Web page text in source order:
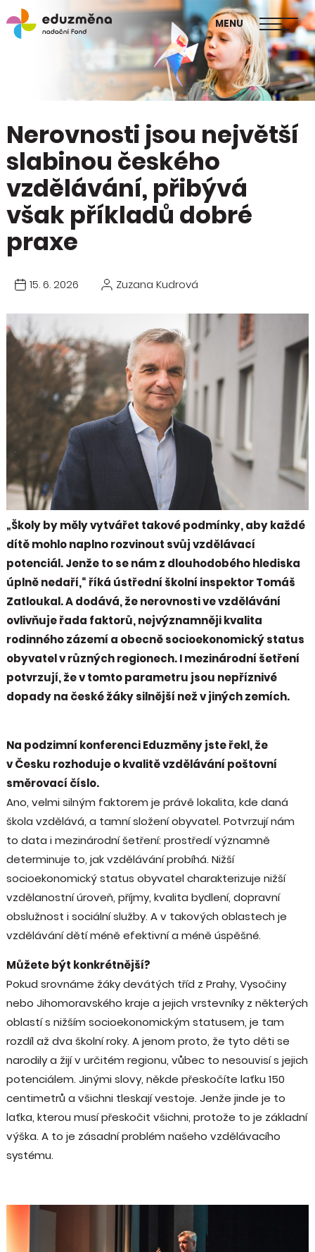
MENU
škol
Publikace Mapa změny
Nerovnosti jsou největší
slabinou českého
vzdělávání, přibývá
však příkladů dobré
praxe
15. 6. 2026 Zuzana Kudrová
„Školy by měly vytvářet takové podmínky, aby každé
dítě mohlo naplno rozvinout svůj vzdělávací
potenciál. Jenže to se nám z dlouhodobého hlediska
úplně nedaří,“ říká ústřední školní inspektor Tomáš
Zatloukal. A dodává, že nerovnosti ve vzdělávání
ovlivňuje řada faktorů, nejvýznamněji kvalita
rodinného zázemí a obecně socioekonomický status
obyvatel v různých regionech. I mezinárodní šetření
potvrzují, že v tomto parametru jsou nepříznivé
dopady na české žáky silnější než v jiných zemích.
Na podzimní konferenci Eduzměny jste řekl, že
v Česku rozhoduje o kvalitě vzdělávání poštovní
směrovací číslo.
Ano, velmi silným faktorem je právě lokalita, kde daná
škola vzdělává, a tamní složení obyvatel. Potvrzují nám
to data i mezinárodní šetření: prostředí významně
determinuje to, jak vzdělávání probíhá. Nižší
socioekonomický status obyvatel charakterizuje nižší
vzdělanostní úroveň, příjmy, kvalita bydlení, dopravní
obslužnost i sociální služby. A v takových oblastech je
vzdělávání dětí méně efektivní a méně úspěšné.
Můžete být konkrétnější?
Pokud srovnáme žáky devátých tříd z Prahy, Vysočiny
nebo Jihomoravského kraje a jejich vrstevníky z některých
oblastí s nižším socioekonomickým statusem, je tam
rozdíl až dva školní roky. A jenom proto, že tyto děti se
narodily a žijí v určitém regionu, vůbec to nesouvisí s jejich
potenciálem. Jinými slovy, někde přeskočíte laťku 150
centimetrů a všichni tleskají vestoje. Jenže jinde je to
laťka, kterou musí přeskočit všichni, protože to je základní
výška. A to je zásadní problém našeho vzdělávacího
systému.